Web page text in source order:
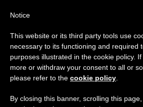
DÍA
Septiembre
Aviso importante
Del 27 de julio al 7 de agosto
anual, aprovechando que en el
se generan menos informaciones
Notice
This website or its third party tools use
necessary to its functioning and required
purposes illustrated in the cookie policy.
more or withdraw your consent to all or
please refer to the cookie policy
By closing this banner, scrolling this